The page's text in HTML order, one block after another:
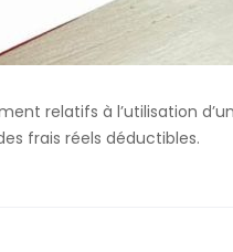
relatifs à l’utilisation d’un
frais réels déductibles.